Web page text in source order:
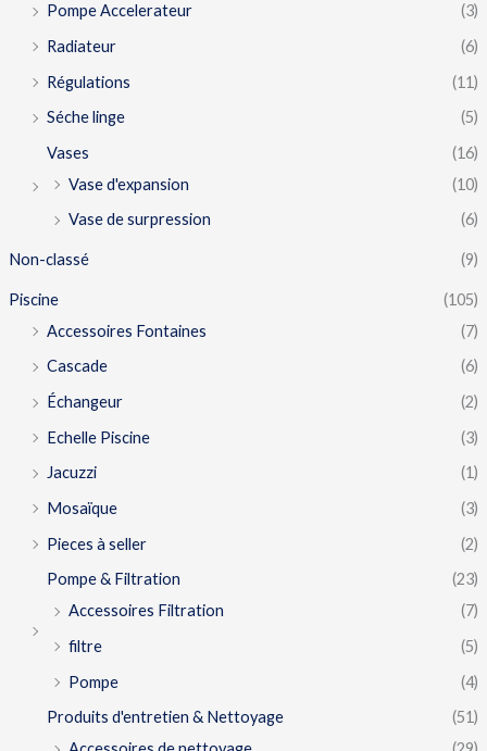
Pompe Accelerateur
(3)
Radiateur
(6)
Régulations
(11)
Séche linge
(5)
Vases
(16)
Vase d'expansion
(10)
Vase de surpression
(6)
Non-classé (9)
Piscine
(105)
Accessoires Fontaines
(7)
Cascade
(6)
Échangeur
(2)
Echelle Piscine
(3)
Jacuzzi
(1)
Mosaïque
(3)
Pieces à seller
(2)
Pompe & Filtration
(23)
Accessoires Filtration
(7)
filtre
(5)
Pompe
(4)
Produits d'entretien & Nettoyage
(51)